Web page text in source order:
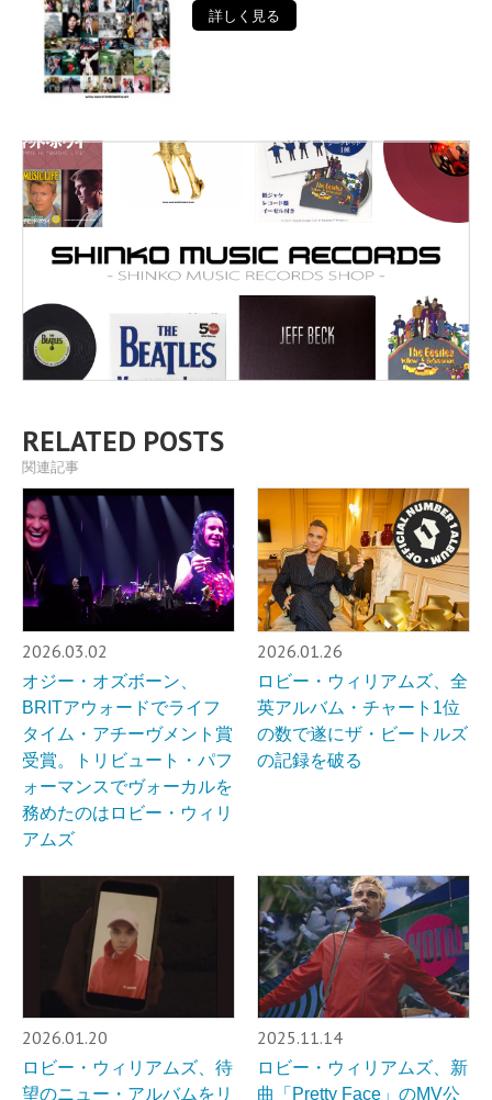
詳しく見る
RELATED POSTS
関連記事
2026.03.02
オジー・オズボーン、
BRITアウォードでライフ
タイム・アチーヴメント賞
受賞。トリビュート・パフ
ォーマンスでヴォーカルを
務めたのはロビー・ウィリ
アムズ
2026.01.26
ロビー・ウィリアムズ、全
英アルバム・チャート1位
の数で遂にザ・ビートルズ
の記録を破る
2026.01.20
ロビー・ウィリアムズ、待
望のニュー・アルバムをリ
2025.11.14
ロビー・ウィリアムズ、新
曲「Pretty Face」のMV公